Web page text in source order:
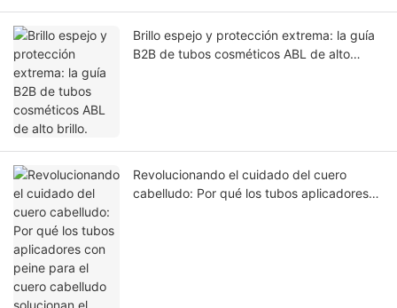
Brillo espejo y protección extrema: la guía
B2B de tubos cosméticos ABL de alto
Revolucionando el cuidado del cuero
cabelludo: Por qué los tubos aplicadores